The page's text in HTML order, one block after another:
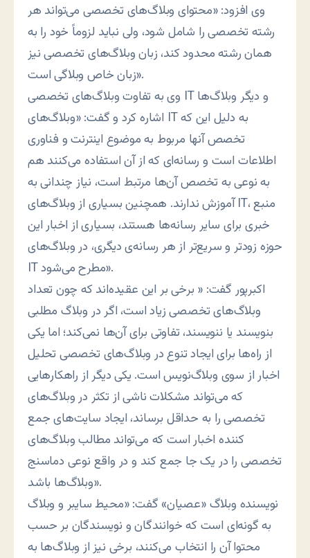
وی افزود: «محتوای وبلاگ‌های تخصصی می‌تواند هر
رشته تخصصی را شامل شود، ولی نباید لزوماً خود را به
همان رشته محدود کند، زبان وبلاگ‌های تخصصی نیز
زبان خاص وبلاگی است».
وی به تفاوت وبلاگ‌های تخصصی IT و دیگر وبلاگ‌ها
اشاره کرد و گفت: «وبلاگ‌های ‌IT به دلیل این که
تخصص آنها مربوط به موضوع اینترنت و فناوری
اطلاعات است و رسانه‌ای که از آن استفاده می‌کنند هم
به نوعی به تخصص آن‌ها مرتبط است، نیاز چندانی به
آموزش ندارند. همچنین بسیاری از وبلاگ‌های IT، منبع
خبری برای سایر رسانه‌ها هستند، بسیاری از اخبار‌ این
حوزه زودتر و سریع‌تر از هر رسانه‌ی دیگری، در وبلاگ‌های
‌IT مطرح می‌شود».
اکبرپور گفت: « برخی بر این عقیده‌اند که چون تعداد
وبلاگ‌های تخصصی زیاد است، اگر در وبلاگ مطلبی
بنویسند یا ننویسند، تفاوتی برای آن‌ها نمی‌کند؛ اما یکی
از راه‌ها برای ایجاد تنوع در وبلاگ‌های تخصصی تحلیل
اخبار از سوی وبلاگ‌نویس است. یکی دیگر از راهکارهایی
که می‌تواند مشکلات ناشی از تکثر در وبلاگ‌های
تخصصی را به حداقل برساند، ایجاد سایت‌های جمع
کننده اخبار است که می‌تواند مطالب وبلاگ‌های
تخصصی را در یک جا جمع کند و در واقع نوعی دماسنج
وبلاگ‌ها باشد».
نویسنده وبلاگ «عصیان» گفت: «محیط سایبر و وبلاگ
به گونه‌ای است که خوانندگان و نویسندگان بر حسب
محتوا آن را انتخاب می‌کنند، برخی نیز از وبلاگ‌ها به